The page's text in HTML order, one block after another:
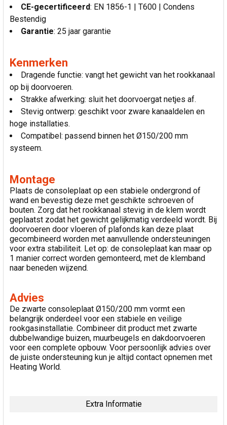
CE-gecertificeerd: EN 1856-1 | T600 | Condens
Bestendig
Garantie: 25 jaar garantie
Kenmerken
Dragende functie: vangt het gewicht van het rookkanaal
op bij doorvoeren.
Strakke afwerking: sluit het doorvoergat netjes af.
Stevig ontwerp: geschikt voor zware kanaaldelen en
hoge installaties.
Compatibel: passend binnen het Ø150/200 mm
systeem.
Montage
Plaats de consoleplaat op een stabiele ondergrond of
wand en bevestig deze met geschikte schroeven of
bouten. Zorg dat het rookkanaal stevig in de klem wordt
geplaatst zodat het gewicht gelijkmatig verdeeld wordt. Bij
doorvoeren door vloeren of plafonds kan deze plaat
gecombineerd worden met aanvullende ondersteuningen
voor extra stabiliteit. Let op: de consoleplaat kan maar op
1 manier correct worden gemonteerd, met de klemband
naar beneden wijzend.
Advies
De zwarte consoleplaat Ø150/200 mm vormt een
belangrijk onderdeel voor een stabiele en veilige
rookgasinstallatie. Combineer dit product met zwarte
dubbelwandige buizen, muurbeugels en dakdoorvoeren
voor een complete opbouw. Voor persoonlijk advies over
de juiste ondersteuning kun je altijd contact opnemen met
Heating World.
Extra Informatie